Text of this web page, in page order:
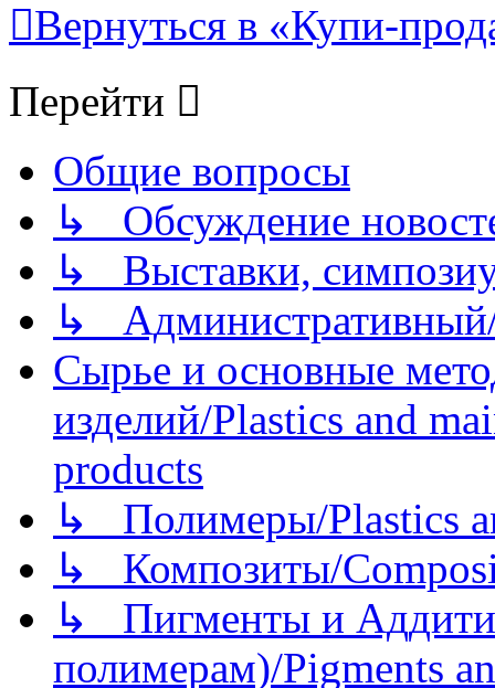
Вернуться в «Купи-
Перейти
Общие вопросы
↳ Обсуждение
↳ Выставки,
↳
Сырье и основные
изделий/Plastics and
products
↳ Полимеры/Plastics
↳ Композиты/
↳ Пигменты и
полимерам)/Pigments